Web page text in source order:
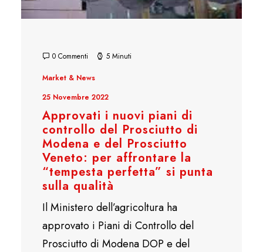
0 Commenti 5 Minuti
Market & News
25 Novembre 2022
Approvati i nuovi piani di
controllo del Prosciutto di
Modena e del Prosciutto
Veneto: per affrontare la
“tempesta perfetta” si punta
sulla qualità
Il Ministero dell’agricoltura ha
approvato i Piani di Controllo del
Prosciutto di Modena DOP e del